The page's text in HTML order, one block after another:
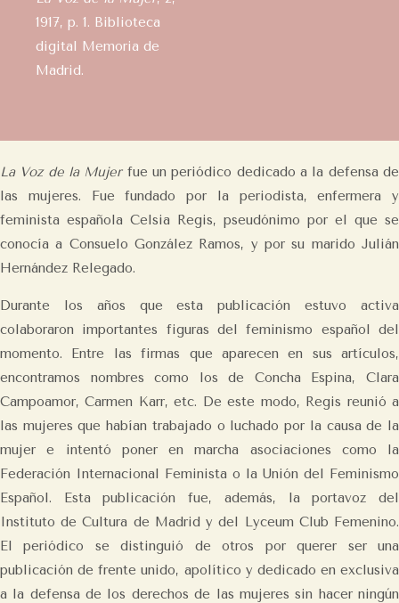
1917, p. 1. Biblioteca
digital Memoria de
Madrid.
La Voz de la Mujerfue un periódico dedicado a la defensa de
las mujeres. Fue fundado por la periodista, enfermera y
feminista española Celsia Regis, pseudónimo por el que se
conocía a Consuelo González Ramos, y por su marido Julián
Hernández Relegado.
Durante los años que esta publicación estuvo activa
colaboraron importantes figuras del feminismo español del
momento. Entre las firmas que aparecen en sus artículos,
encontramos nombres como los de Concha Espina, Clara
Campoamor, Carmen Karr, etc. De este modo, Regis reunió a
las mujeres que habían trabajado o luchado por la causa de la
mujer e intentó poner en marcha asociaciones como la
Federación Internacional Feminista o la Unión del Feminismo
Español. Esta publicación fue, además, la portavoz del
Instituto de Cultura de Madrid y del Lyceum Club Femenino.
El periódico se distinguió de otros por querer ser una
publicación de frente unido, apolítico y dedicado en exclusiva
a la defensa de los derechos de las mujeres sin hacer ningún